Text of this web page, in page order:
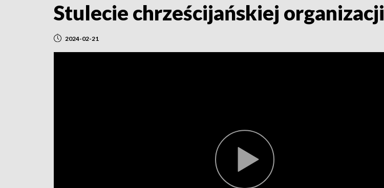
Stulecie chrześcijańskiej organizacji
2024-02-21